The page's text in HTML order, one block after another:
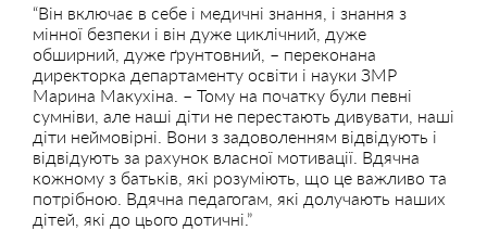
“Він включає в себе і медичні знання, і знання з
мінної безпеки і він дуже циклічний, дуже
обширний, дуже ґрунтовний, – переконана
директорка департаменту освіти і науки ЗМР
Марина Макухіна. – Тому на початку були певні
сумніви, але наші діти не перестають дивувати, наші
діти неймовірні. Вони з задоволенням відвідують і
відвідують за рахунок власної мотивації. Вдячна
кожному з батьків, які розуміють, що це важливо та
потрібною. Вдячна педагогам, які долучають наших
дітей, які до цього дотичні.”